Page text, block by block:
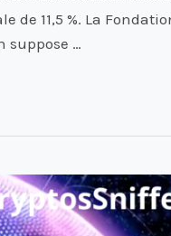
11,5 %. La
suppose …